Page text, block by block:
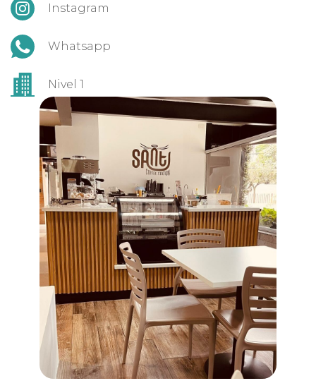
Instagram
Whatsapp
Nivel 1